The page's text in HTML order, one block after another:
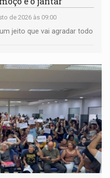
de 2026 às 09:00
jeito que vai agradar todo